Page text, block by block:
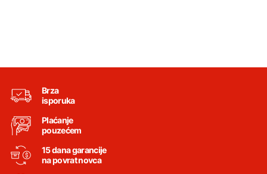
Brza
isporuka
Plaćanje
pouzećem
15 dana garancije
na povrat novca